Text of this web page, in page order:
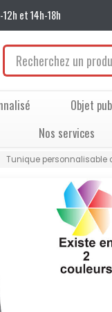
et 14h-18h
Objet
Nos services
Tunique personnalisable